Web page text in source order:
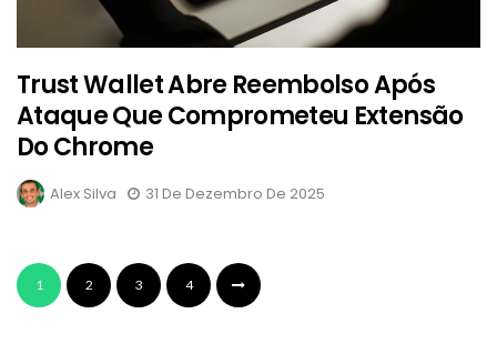
Trust Wallet Abre Reembolso Após
Ataque Que Comprometeu Extensão
Do Chrome
Alex Silva 31 De Dezembro De 2025
1 2 3 4